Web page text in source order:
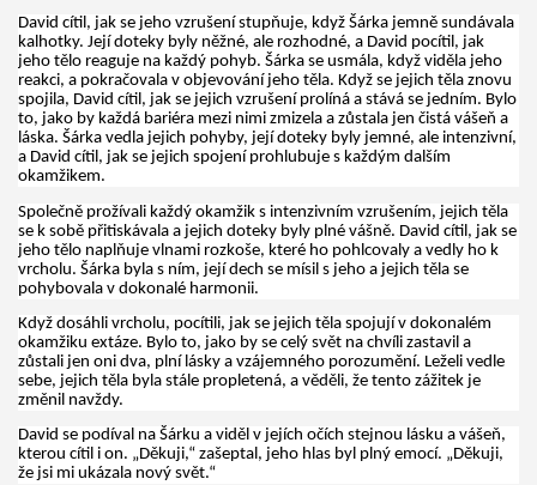
David cítil, jak se jeho vzrušení stupňuje, když Šárka jemně sundávala
kalhotky. Její doteky byly něžné, ale rozhodné, a David pocítil, jak
jeho tělo reaguje na každý pohyb. Šárka se usmála, když viděla jeho
reakci, a pokračovala v objevování jeho těla. Když se jejich těla znovu
spojila, David cítil, jak se jejich vzrušení prolíná a stává se jedním. Bylo
to, jako by každá bariéra mezi nimi zmizela a zůstala jen čistá vášeň a
láska. Šárka vedla jejich pohyby, její doteky byly jemné, ale intenzivní,
a David cítil, jak se jejich spojení prohlubuje s každým dalším
okamžikem.
Společně prožívali každý okamžik s intenzivním vzrušením, jejich těla
se k sobě přitiskávala a jejich doteky byly plné vášně. David cítil, jak se
jeho tělo naplňuje vlnami rozkoše, které ho pohlcovaly a vedly ho k
vrcholu. Šárka byla s ním, její dech se mísil s jeho a jejich těla se
pohybovala v dokonalé harmonii.
Když dosáhli vrcholu, pocítili, jak se jejich těla spojují v dokonalém
okamžiku extáze. Bylo to, jako by se celý svět na chvíli zastavil a
zůstali jen oni dva, plní lásky a vzájemného porozumění. Leželi vedle
sebe, jejich těla byla stále propletená, a věděli, že tento zážitek je
změnil navždy.
David se podíval na Šárku a viděl v jejích očích stejnou lásku a vášeň,
kterou cítil i on. „Děkuji,“ zašeptal, jeho hlas byl plný emocí. „Děkuji,
že jsi mi ukázala nový svět.“